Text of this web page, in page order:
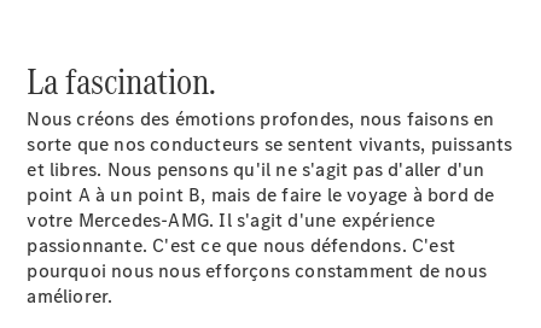
Configurateur
Mercedes-
Benz Store
SUV
La fascination.
Nous créons des émotions profondes, nous faisons en
sorte que nos conducteurs se sentent vivants, puissants
et libres. Nous pensons qu'il ne s'agit pas d'aller d'un
point A à un point B, mais de faire le voyage à bord de
votre Mercedes-AMG. Il s'agit d'une expérience
passionnante. C'est ce que nous défendons. C'est
pourquoi nous nous efforçons constamment de nous
améliorer.